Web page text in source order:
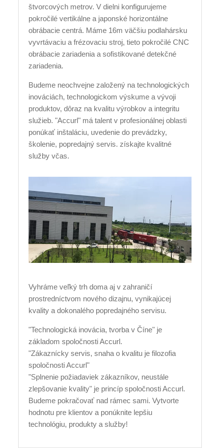
štvorcových metrov. V dielni konfigurujeme
pokročilé vertikálne a japonské horizontálne
obrábacie centrá. Máme 16m väčšiu podlahársku
vyvrtávaciu a frézovaciu stroj, tieto pokročilé CNC
obrábacie zariadenia a sofistikované detekčné
zariadenia.
Budeme neochvejne založený na technologických
inováciách, technologickom výskume a vývoji
produktov, dôraz na kvalitu výrobkov a integritu
služieb. "Accurl" má talent v profesionálnej oblasti
ponúkať inštaláciu, uvedenie do prevádzky,
školenie, popredajný servis. získajte kvalitné
služby včas.
Vyhráme veľký trh doma aj v zahraničí
prostredníctvom nového dizajnu, vynikajúcej
kvality a dokonalého popredajného servisu.
"Technologická inovácia, tvorba v Číne" je
základom spoločnosti Accurl.
"Zákaznícky servis, snaha o kvalitu je filozofia
spoločnosti Accurl"
"Splnenie požiadaviek zákazníkov, neustále
zlepšovanie kvality" je princíp spoločnosti Accurl.
Budeme pokračovať nad rámec sami. Vytvorte
hodnotu pre klientov a ponúknite lepšiu
technológiu, produkty a služby!